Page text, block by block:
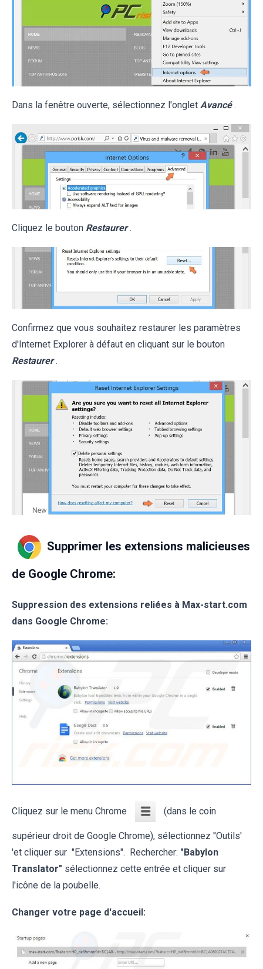
Dans la fenêtre ouverte, sélectionnez l'onglet Avancé .
Cliquez le bouton Restaurer .
Confirmez que vous souhaitez restaurer les paramètres
d'Internet Explorer à défaut en cliquant sur le bouton
Restaurer .
Supprimer les extensions malicieuses
de Google Chrome:
Suppression des extensions reliées à Max-start.com
dans Google Chrome:
Cliquez sur le menu Chrome (dans le coin
supérieur droit de Google Chrome), sélectionnez ''Outils'
'et cliquer sur "Extensions". Rechercher: "Babylon
Translator" sélectionnez cette entrée et cliquer sur
l'icône de la poubelle.
Changer votre page d'accueil: